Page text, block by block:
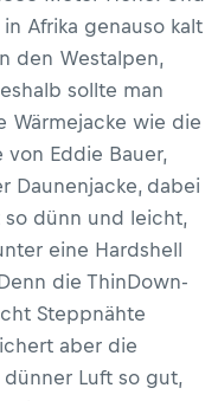
Afrika genauso kalt
den Westalpen,
sollte man
Wärmejacke wie die
von Eddie Bauer,
Daunenjacke, dabei
so dünn und leicht,
eine Hardshell
die ThinDown-
Steppnähte
aber die
Luft so gut,